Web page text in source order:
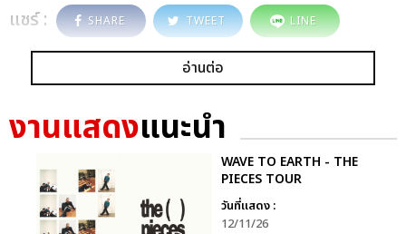
แชร์ : SHARE TWEET LINE
อ่านต่อ
งานแสดงแนะนำ
WAVE TO EARTH - THE
PIECES TOUR
วันที่แสดง :
12/11/26